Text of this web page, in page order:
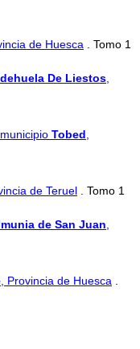
de Huesca . Tomo 1
De Liestos
Tobed
de Teruel . Tomo 1
de San Juan
, Provincia de Huesca